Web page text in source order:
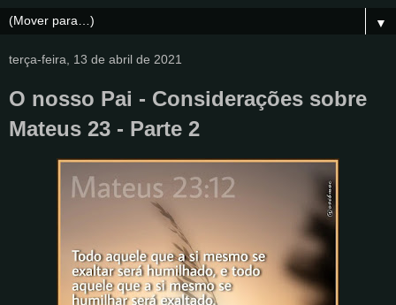
▼
terça-feira, 13 de abril de 2021
O nosso Pai - Considerações sobre
Mateus 23 - Parte 2